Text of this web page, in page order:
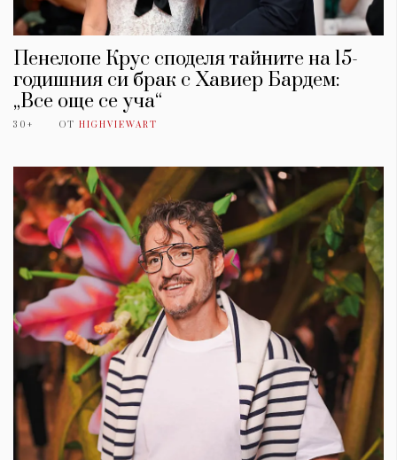
Пенелопе Крус споделя тайните на 15-
годишния си брак с Хавиер Бардем:
„Все още се уча“
30+ ОТ HIGHVIEWART